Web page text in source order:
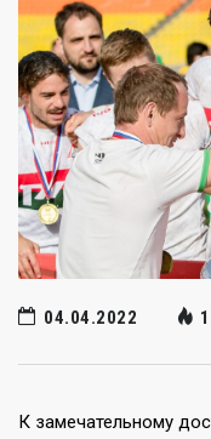
04.04.2022
К замечательному